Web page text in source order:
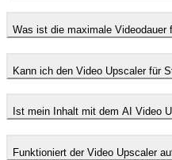
Was ist die maximale Videodauer
Kann ich den Video Upscaler für
Ist mein Inhalt mit dem AI Video
Funktioniert der Video Upscaler